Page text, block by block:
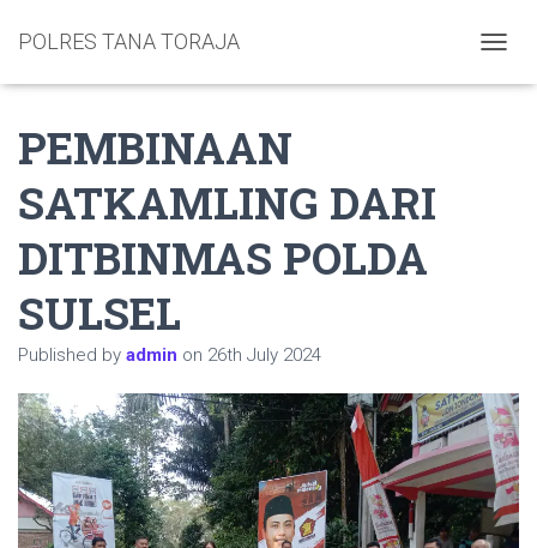
POLRES TANA TORAJA
PEMBINAAN
SATKAMLING DARI
DITBINMAS POLDA
SULSEL
Published by admin on 26th July 2024